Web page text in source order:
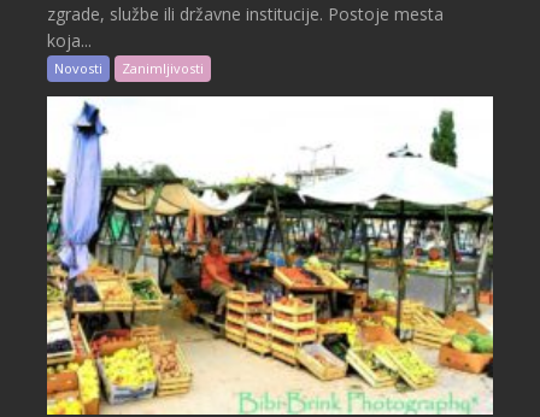
zgrade, službe ili državne institucije. Postoje mesta
koja...
Novosti Zanimljivosti